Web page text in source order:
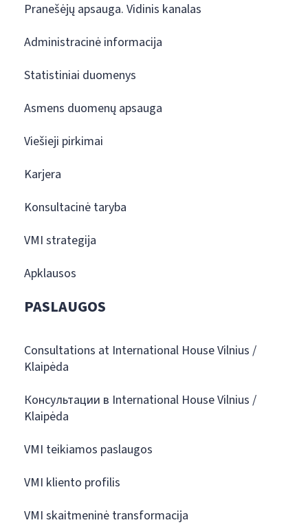
Pranešėjų apsauga. Vidinis kanalas
Administracinė informacija
Statistiniai duomenys
Asmens duomenų apsauga
Viešieji pirkimai
Karjera
Konsultacinė taryba
VMI strategija
Apklausos
PASLAUGOS
Consultations at International House Vilnius /
Klaipėda
Консультации в International House Vilnius /
Klaipėda
VMI teikiamos paslaugos
VMI kliento profilis
VMI skaitmeninė transformacija